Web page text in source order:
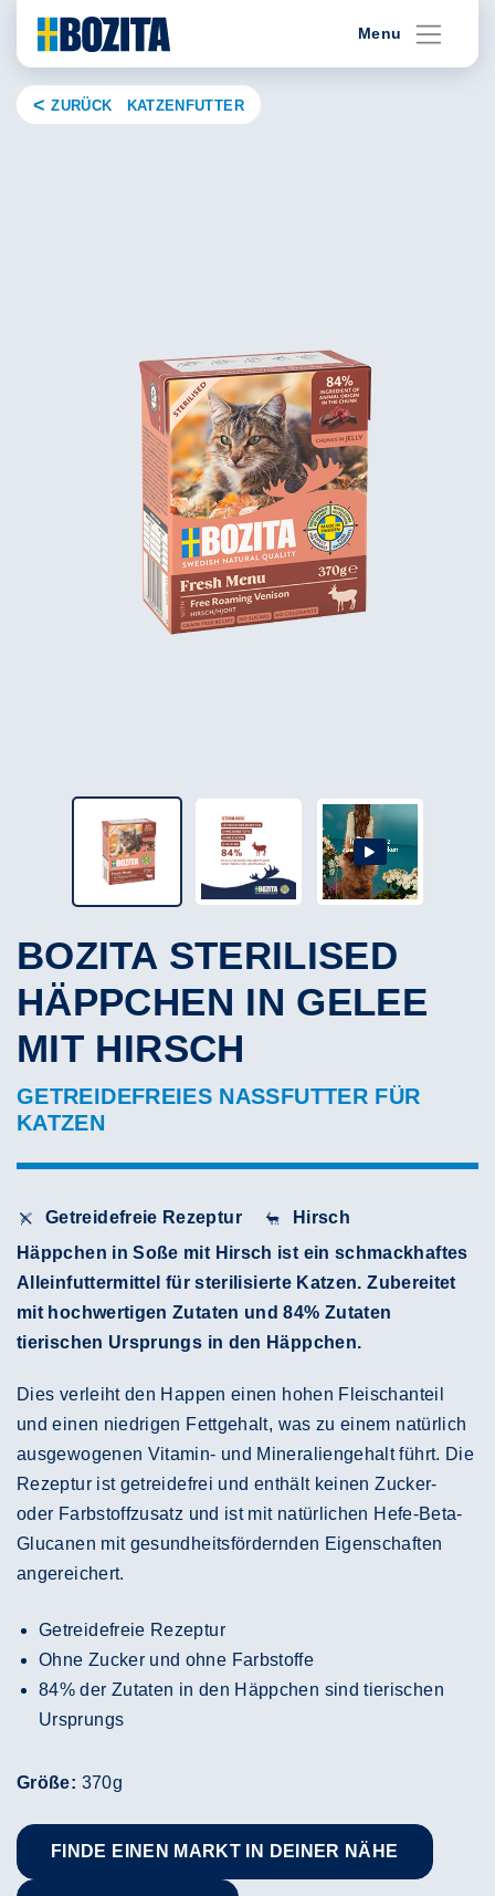
content
Menu
ZURÜCK KATZENFUTTER
BOZITA STERILISED
HÄPPCHEN IN GELEE
MIT HIRSCH
GETREIDEFREIES NASSFUTTER FÜR
KATZEN
Getreidefreie Rezeptur
Hirsch
Häppchen in Soße mit Hirsch ist ein schmackhaftes
Alleinfuttermittel für sterilisierte Katzen. Zubereitet
mit hochwertigen Zutaten und 84% Zutaten
tierischen Ursprungs in den Häppchen.
Dies verleiht den Happen einen hohen Fleischanteil
und einen niedrigen Fettgehalt, was zu einem natürlich
ausgewogenen Vitamin- und Mineraliengehalt führt. Die
Rezeptur ist getreidefrei und enthält keinen Zucker-
oder Farbstoffzusatz und ist mit natürlichen Hefe-Beta-
Glucanen mit gesundheitsfördernden Eigenschaften
angereichert.
Getreidefreie Rezeptur
Ohne Zucker und ohne Farbstoffe
84% der Zutaten in den Häppchen sind tierischen
Ursprungs
Größe: 370g
FINDE EINEN MARKT IN DEINER NÄHE